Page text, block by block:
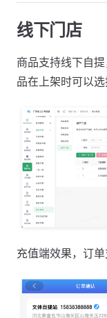
线下门店
商品支持线下自
品在上架时可以
充值端效果，订